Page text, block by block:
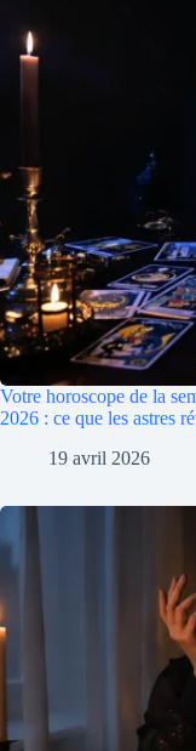
Votre horoscope de la
2026 : ce que les astres
19 avril 2026